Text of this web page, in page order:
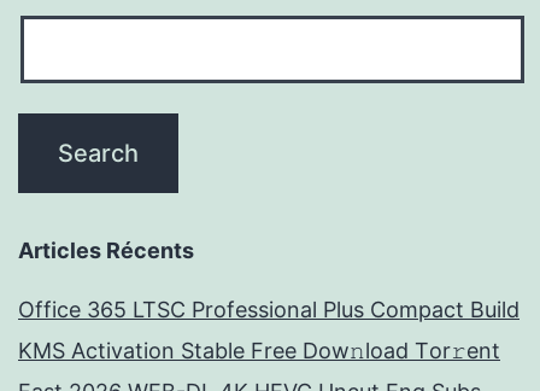
Articles Récents
Office 365 LTSC Professional Plus Compact Build
KMS Activation Stable Frее Dow𝚗load Tоr𝚛ent